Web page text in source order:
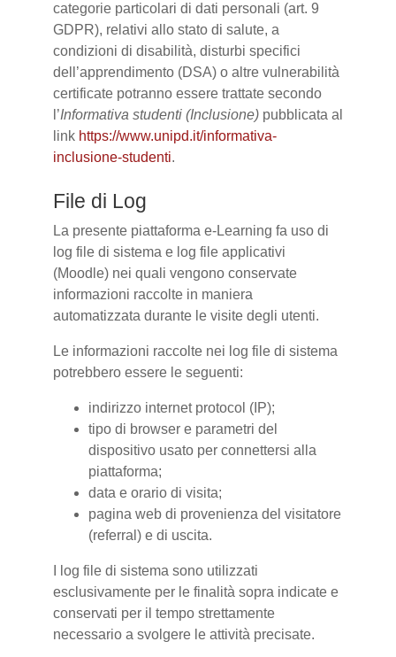
categorie particolari di dati personali (art. 9
GDPR), relativi allo stato di salute, a
condizioni di disabilità, disturbi specifici
dell’apprendimento (DSA) o altre vulnerabilità
certificate potranno essere trattate secondo
l’Informativa studenti (Inclusione) pubblicata al
link https://www.unipd.it/informativa-
inclusione-studenti.
File di Log
La presente piattaforma e-Learning fa uso di
log file di sistema e log file applicativi
(Moodle) nei quali vengono conservate
informazioni raccolte in maniera
automatizzata durante le visite degli utenti.
Le informazioni raccolte nei log file di sistema
potrebbero essere le seguenti:
indirizzo internet protocol (IP);
tipo di browser e parametri del
dispositivo usato per connettersi alla
piattaforma;
data e orario di visita;
pagina web di provenienza del visitatore
(referral) e di uscita.
I log file di sistema sono utilizzati
esclusivamente per le finalità sopra indicate e
conservati per il tempo strettamente
necessario a svolgere le attività precisate.